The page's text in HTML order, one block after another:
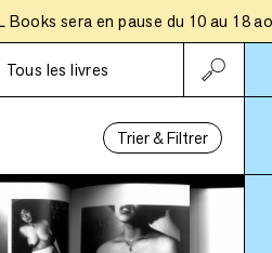
Books sera en pause du 10 au 18
Tous les livres
Abonnements
Trier & Filtrer